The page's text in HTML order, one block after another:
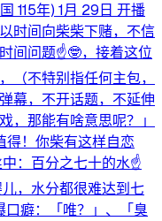
115年) 1月 29日 开播
时间向柴柴下赌，不信
间问题☝️🤓，接着这位
（不特别指任何主包，
幕，不开话题，不延伸
，那能有啥意思呢？」
得！你柴有这样自恋
中：百分之七十的水☝️
，水分都很难达到七
口癖：「唯？」、「臭